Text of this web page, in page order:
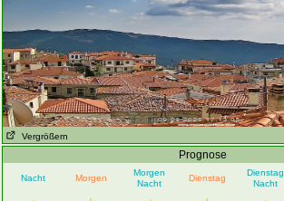
Vergrößern
Prognose
Nacht Morgen
Morgen
Nacht
Dienstag
Dienstag
Nacht